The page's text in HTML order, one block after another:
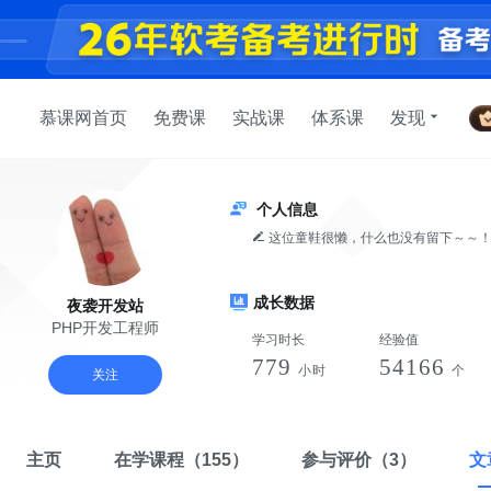
慕课网首页 免费课 实战课 体系课 发现
夜袭开发站
PHP开发工程师
关注
个人信息
这位童鞋很懒，什么也没有留下～～
成长数据
学习时长
779 小时
经验值
54166 个
主页 在学课程 （155） 参与评价（3） 文